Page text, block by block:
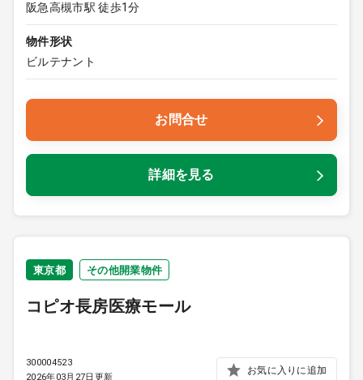
阪急高槻市駅 徒歩1分
物件形状
ビルテナント
お問合せ
詳細を見る
東京都 その他開業物件
コピオ長房医療モール
300004523
2026年03月27日更新
お気に入りに追加